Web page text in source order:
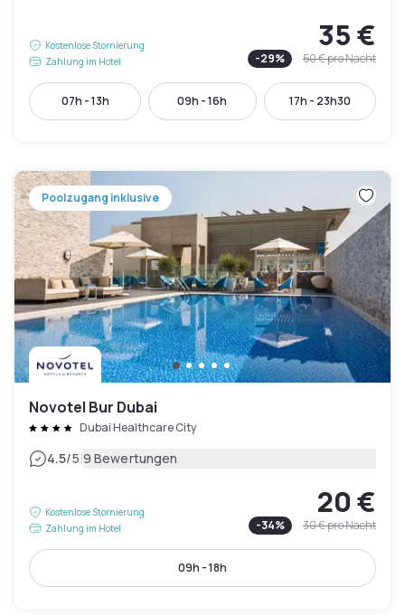
Kostenlose Stornierung
Zahlung im Hotel
35 €
-29% 50 €pro Nacht
07h - 13h 09h - 16h 17h - 23h30
Poolzugang inklusive
Novotel Bur Dubai
Dubai Healthcare City
4.5/5|9 Bewertungen
Kostenlose Stornierung
Zahlung im Hotel
20 €
-34% 30 €pro Nacht
09h - 18h